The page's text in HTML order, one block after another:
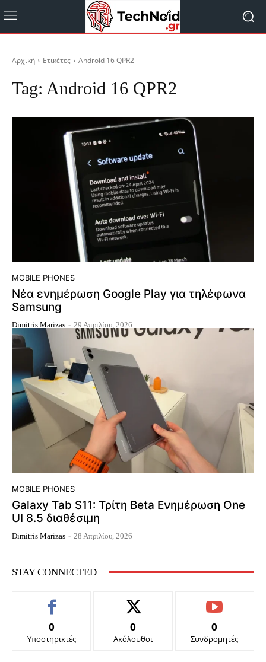
Αρχική Ετικέτες Android 16 QPR2
Tag: Android 16 QPR2
MOBILE PHONES
Νέα ενημέρωση Google Play για τηλέφωνα
Samsung
Dimitris Marizas - 29 Απριλίου, 2026
MOBILE PHONES
Galaxy Tab S11: Τρίτη Beta Ενημέρωση One
UI 8.5 διαθέσιμη
Dimitris Marizas - 28 Απριλίου, 2026
STAY CONNECTED
0
Υποστηρικτές
0
Ακόλουθοι
0
Συνδρομητές